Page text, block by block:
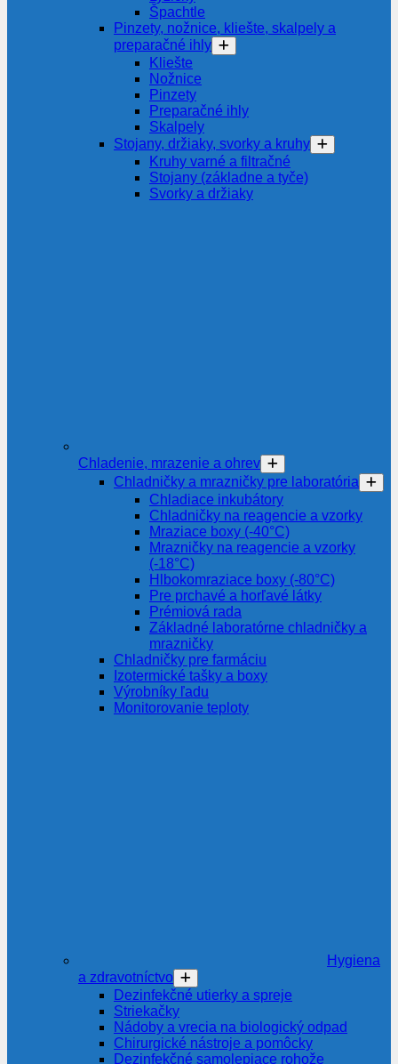
Špachtle
Pinzety, nožnice, kliešte, skalpely a
preparačné ihly
Kliešte
Nožnice
Pinzety
Preparačné ihly
Skalpely
Stojany, držiaky, svorky a kruhy
Kruhy varné a filtračné
Stojany (základne a tyče)
Svorky a držiaky
Chladenie, mrazenie a ohrev
Chladničky a mrazničky pre laboratória
Chladiace inkubátory
Chladničky na reagencie a vzorky
Mraziace boxy (-40°C)
Mrazničky na reagencie a vzorky
(-18°C)
Hlbokomraziace boxy (-80°C)
Pre prchavé a horľavé látky
Prémiová rada
Základné laboratórne chladničky a
mrazničky
Chladničky pre farmáciu
Izotermické tašky a boxy
Výrobníky ľadu
Monitorovanie teploty
Hygiena
a zdravotníctvo
Dezinfekčné utierky a spreje
Striekačky
Nádoby a vrecia na biologický odpad
Chirurgické nástroje a pomôcky
Dezinfekčné samolepiace rohože